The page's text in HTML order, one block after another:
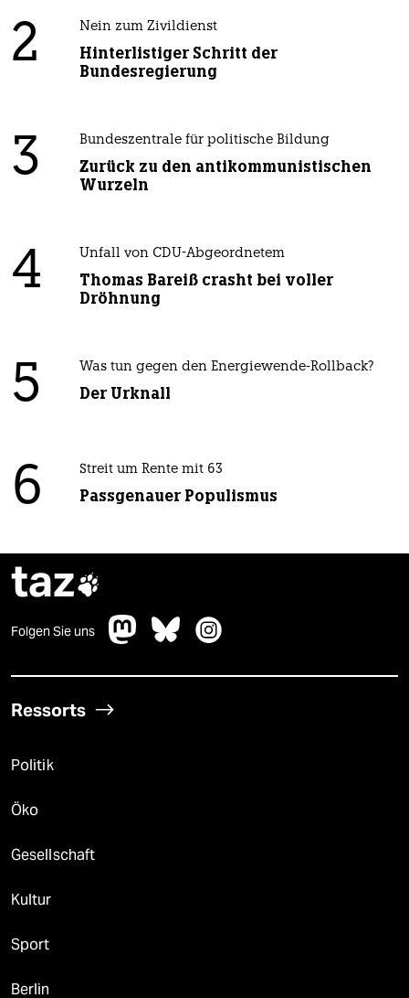
2 Nein zum Zivildienst
Hinterlistiger Schritt der
Bundesregierung
3 Bundeszentrale für politische Bildung
Zurück zu den antikommunistischen
Wurzeln
4 Unfall von CDU-Abgeordnetem
Thomas Bareiß crasht bei voller
Dröhnung
5 Was tun gegen den Energiewende-Rollback?
Der Urknall
6 Streit um Rente mit 63
Passgenauer Populismus
taz
Folgen Sie uns
Ressorts
Politik
Öko
Gesellschaft
Kultur
Sport
Berlin